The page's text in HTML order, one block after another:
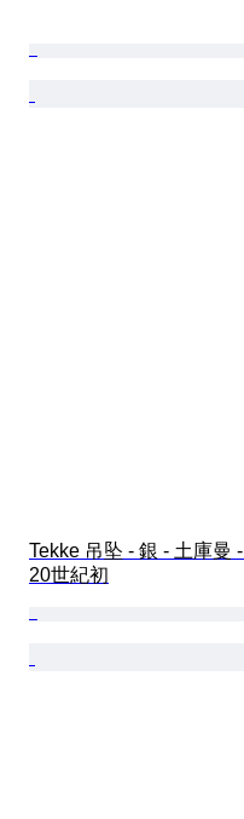
Tekke 吊坠 - 銀 - 土庫曼 -
20世紀初